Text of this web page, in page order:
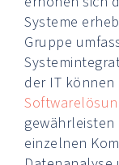
Systeme
Gruppe
der IT
einzelnen